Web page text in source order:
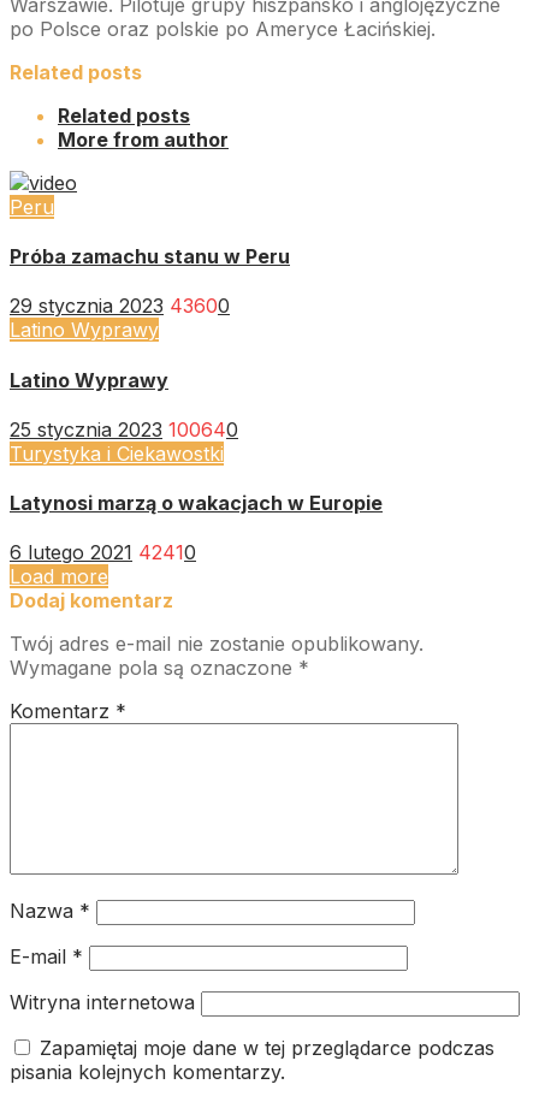
po Polsce oraz polskie po Ameryce Łacińskiej.
Related posts
Related posts
More from author
Peru
Próba zamachu stanu w Peru
29 stycznia 2023 43600
Latino Wyprawy
Latino Wyprawy
25 stycznia 2023 100640
Turystyka i Ciekawostki
Latynosi marzą o wakacjach w Europie
6 lutego 2021 42410
Load more
Dodaj komentarz
Twój adres e-mail nie zostanie opublikowany.
Wymagane pola są oznaczone *
Komentarz *
Nazwa *
E-mail *
Witryna internetowa
Zapamiętaj moje dane w tej przeglądarce podczas
pisania kolejnych komentarzy.